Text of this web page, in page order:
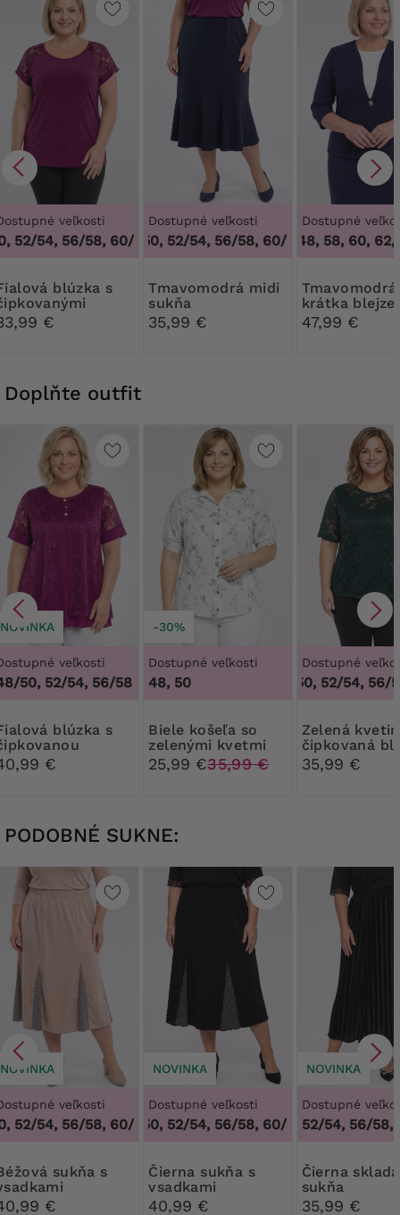
veľkosti
54, 56/58, 60/62 ,48/50, 52/54, 56/58, 60/62
s
€
Dostupné veľkosti
48/50, 52/54, 56/58, 60/62 ,48/50, 52/
Tmavomodrá midi
sukňa
35,99 €
Dostupné
46, 48, 58, 60, 62,
Tmavomodrá
krátka
47,99 €
Doplňte outfit
NOVINKA
veľkosti
50, 52/54, 56/58
s
a
gombíkmi
€
-30%
Dostupné veľkosti
48, 50
Biele košeľa so
zelenými kvetmi
25,99 €35,99 €
Dostupné
48/50, 52/54, 56/
Zelená kvetinová
čipkovaná
35,99 €
PODOBNÉ SUKNE:
NOVINKA
veľkosti
54, 56/58, 60/62 ,48/50, 52/54, 56/58, 60/62
s
€
NOVINKA
Dostupné veľkosti
48/50, 52/54, 56/58, 60/62 ,48/50, 52/
Čierna sukňa s
vsadkami
40,99 €
NOVINKA
Dostupné
52/54, 56/58,
Čierna skladaná
sukňa
35,99 €